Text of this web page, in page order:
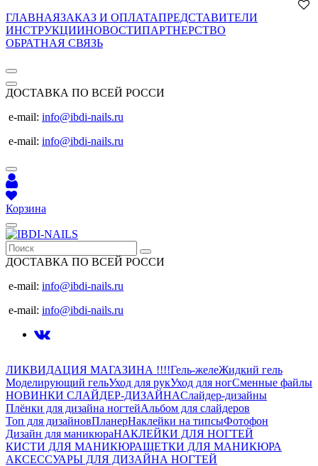
ГЛАВНАЯЗАКАЗ И ОПЛАТАПРЕДСТАВИТЕЛИ
ИНСТРУКЦИИНОВОСТИПАРТНЕРСТВО
ОБРАТНАЯ СВЯЗЬ
ДОСТАВКА ПО ВСЕЙ РОССИ
e-mail: info@ibdi-nails.ru
e-mail: info@ibdi-nails.ru
Корзина
ДОСТАВКА ПО ВСЕЙ РОССИ
e-mail: info@ibdi-nails.ru
e-mail: info@ibdi-nails.ru
ЛИКВИДАЦИЯ МАГАЗИНА !!!!Гель-желеЖидкий гель
Моделирующий гельУход для рукУход для ногСменные файлы
НОВИНКИ СЛАЙДЕР-ДИЗАЙНАСлайдер-дизайны
Плёнки для дизайна ногтейАльбом для слайдеров
Топ для дизайновПланерНаклейки на типсыФотофон
Дизайн для маникюраНАКЛЕЙКИ ДЛЯ НОГТЕЙ
КИСТИ ДЛЯ МАНИКЮРАЩЕТКИ ДЛЯ МАНИКЮРА
АКСЕССУАРЫ ДЛЯ ДИЗАЙНА НОГТЕЙ